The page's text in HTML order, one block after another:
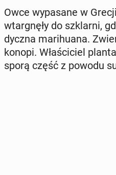
Owce wy­pa­sa­ne w
wtar­gnę­ły do szklar­ni,
dycz­na ma­ri­hu­ana.
konopi. Wła­ści­ciel
sporą część z powodu